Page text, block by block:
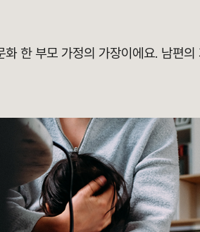
한 부모 가정의 가장이에요. 남편의